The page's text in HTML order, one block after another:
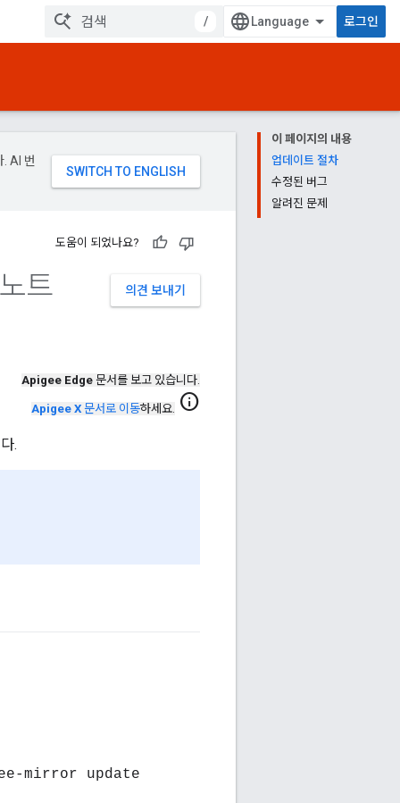
/ 로그인
이 페이지의 내용
업데이트 절차
수정된 버그
알려진 문제
AI 번
도움이 되었나요?
의견 보내기
트
Apigee Edge 문서를 보고 있습니다.
Apigee X 문서로 이동하세요. info
.
mirror update